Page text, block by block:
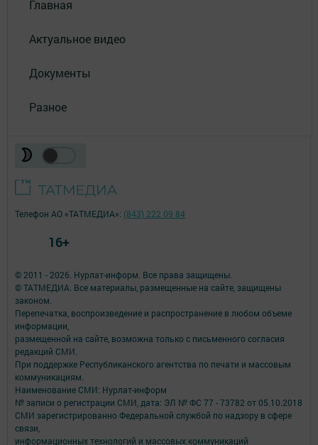
Главная
Актуальное видео
Документы
Разное
© 2011 - 2026. Нурлат-⁠информ. Все права защищены.
© ТАТМЕДИА. Все материалы, размещенные на сайте, защищены
законом.
Перепечатка, воспроизведение и распространение в любом объеме
информации,
размещенной на сайте, возможна только с письменного согласия
редакций СМИ.
При поддержке Республиканского агентства по печати и массовым
коммуникациям.
Наименование СМИ: Нурлат-⁠информ
№ записи о регистрации СМИ, дата: ЭЛ № ФС 77 -⁠ 73782 от 05.10.2018
СМИ зарегистрированно Федеральной службой по надзору в сфере
связи,
информационных технологий и массовых коммуникаций
Телефон АО «ТАТМЕДИА»: (843) 222 09 84
16+